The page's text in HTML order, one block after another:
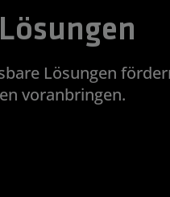
Lösungen
voranbringen.